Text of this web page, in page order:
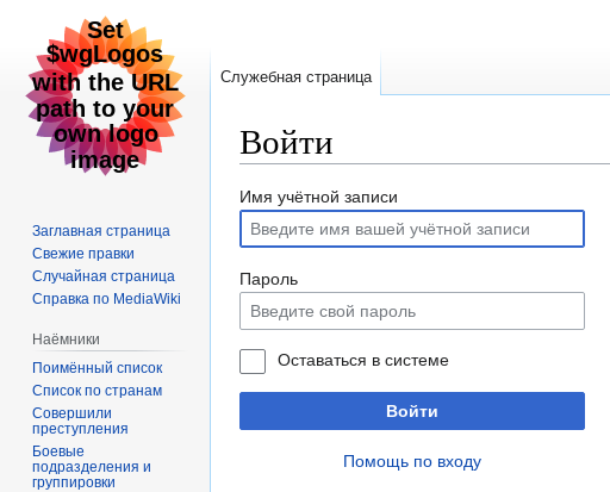
Войти
Перейти
навигации
Перейти
поиску
Имя учётной записи
Пароль
Оставаться в системе
Войти
Помощь по входу
Служебная страница
Заглавная страница
Свежие правки
Случайная страница
Справка по MediaWiki
Наёмники
Поимённый список
Список по странам
Совершили
преступления
Боевые
подразделения и
группировки